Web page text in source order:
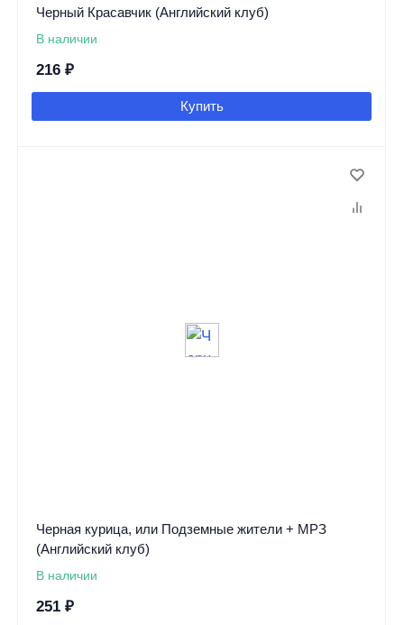
Черный Красавчик (Английский клуб)
В наличии
216 ₽
Купить
Черная курица, или Подземные жители + МРЗ
(Английский клуб)
В наличии
251 ₽